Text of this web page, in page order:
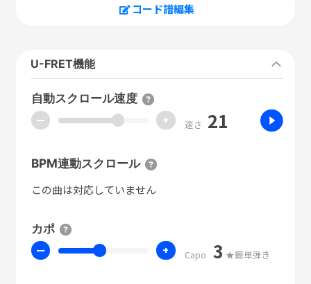
コード譜編集
U-FRET機能
自動スクロール速度
ー + 速さ 21
BPM連動スクロール
この曲は対応していません
カポ
ー + Capo 3 ★簡単弾き